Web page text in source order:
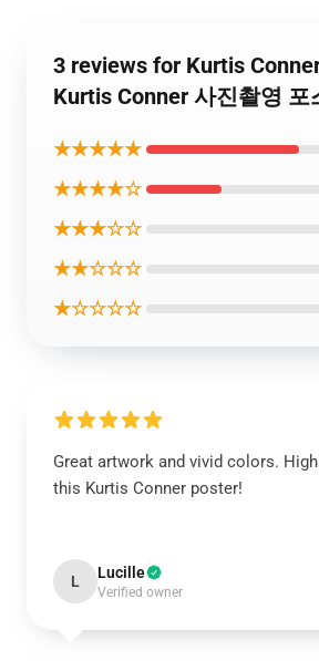
3 reviews for Kurtis
Kurtis Conner 사진촬영 포
★★★★★
★★★★☆
★★★☆☆
★★☆☆☆
★☆☆☆☆
Great artwork and vivid colors.
this Kurtis Conner poster!
L Lucille
Verified owner